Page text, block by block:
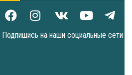
Подпишись на наши социальные сети